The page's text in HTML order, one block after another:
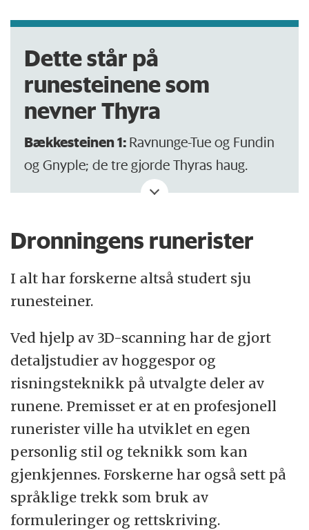
Dette står på
runesteinene som
nevner Thyra
Bækkesteinen 1: Ravnunge-Tue og Fundin
og Gnyple; de tre gjorde Thyras haug.
dette minnesmerke etter Thyra sin kone,
Danmarks bot.
Den store Jellingsteinen:Harald konge
bød gjøre dette minnesmerke etter Gorm
sin far og Thyra sin mor – den Harald som
vant seg alt Danmark og Norge og gjorde
danene kristne.
Dronningens runerister
I alt har forskerne altså studert sju
runesteiner.
Ved hjelp av 3D-scanning har de gjort
detaljstudier av hoggespor og
risningsteknikk på utvalgte deler av
runene. Premisset er at en profesjonell
runerister ville ha utviklet en egen
personlig stil og teknikk som kan
gjenkjennes. Forskerne har også sett på
språklige trekk som bruk av
formuleringer og rettskriving.